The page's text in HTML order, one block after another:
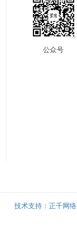
公众号
技术支持：正千网络